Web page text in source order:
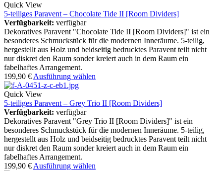
Quick View
5-teiliges Paravent – Chocolate Tide II [Room Dividers]
Verfügbarkeit: verfügbar
Dekoratives Paravent "Chocolate Tide II [Room Dividers]" ist ein
besonderes Schmuckstück für die modernen Inneräume. 5-teilig,
hergestellt aus Holz und beidseitig bedrucktes Paravent teilt nicht
nur diskret den Raum sonder kreiert auch in dem Raum ein
fabelhaftes Arrangement.
199,90 € Ausführung wählen
Quick View
5-teiliges Paravent – Grey Trio II [Room Dividers]
Verfügbarkeit: verfügbar
Dekoratives Paravent "Grey Trio II [Room Dividers]" ist ein
besonderes Schmuckstück für die modernen Inneräume. 5-teilig,
hergestellt aus Holz und beidseitig bedrucktes Paravent teilt nicht
nur diskret den Raum sonder kreiert auch in dem Raum ein
fabelhaftes Arrangement.
199,90 € Ausführung wählen